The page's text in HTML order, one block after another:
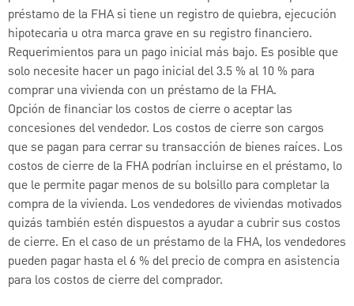
préstamo de la FHA si tiene un registro de quiebra, ejecución
hipotecaria u otra marca grave en su registro financiero.
Requerimientos para un pago inicial más bajo. Es posible que
solo necesite hacer un pago inicial del 3.5 % al 10 % para
comprar una vivienda con un préstamo de la FHA.
Opción de financiar los costos de cierre o aceptar las
concesiones del vendedor. Los costos de cierre son cargos
que se pagan para cerrar su transacción de bienes raíces. Los
costos de cierre de la FHA podrían incluirse en el préstamo, lo
que le permite pagar menos de su bolsillo para completar la
compra de la vivienda. Los vendedores de viviendas motivados
quizás también estén dispuestos a ayudar a cubrir sus costos
de cierre. En el caso de un préstamo de la FHA, los vendedores
pueden pagar hasta el 6 % del precio de compra en asistencia
para los costos de cierre del comprador.